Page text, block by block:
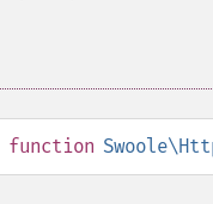
function